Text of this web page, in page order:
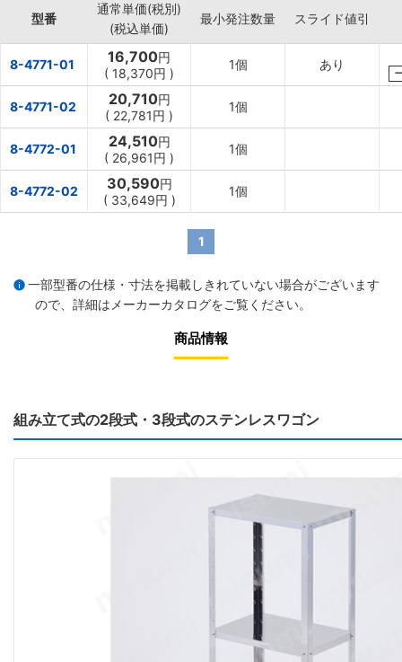
型番
通常単価(税別)
(税込単価)
最小発注数量 スライド値引
8-4771-01 16,700円
( 18,370円 )
1個 あり
8-4771-02 20,710円
( 22,781円 )
1個
8-4772-01 24,510円
( 26,961円 )
1個
8-4772-02 30,590円
( 33,649円 )
1個
1
一部型番の仕様・寸法を掲載しきれていない場合がございます
ので、詳細は メーカーカタログをご覧ください。
商品情報
組み立て式の2段式・3段式のステンレスワゴン